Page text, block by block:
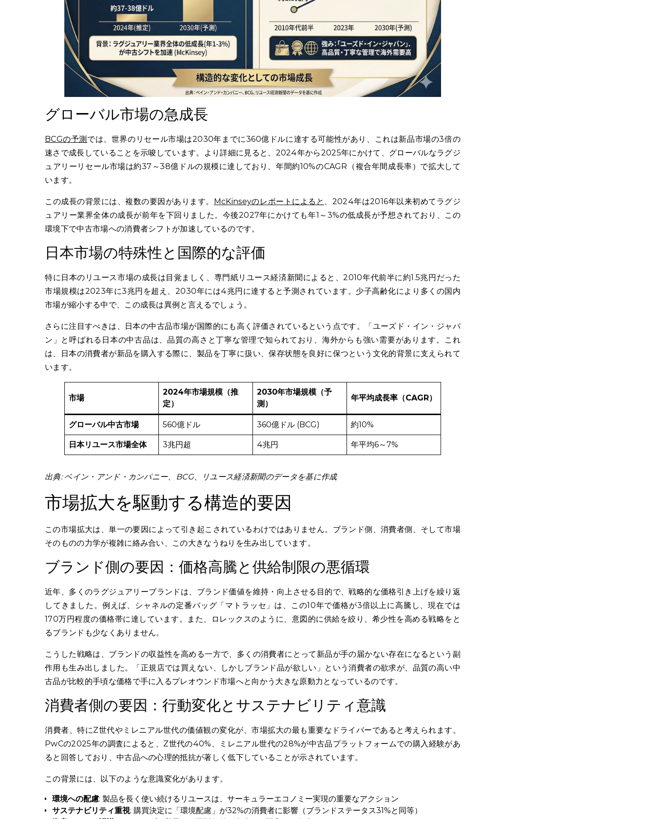
グローバル市場の急成長
BCGの予測 では、世界のリセール市場は2030年までに360億ドルに達する可能性があり、これは新品市場の3倍の
速さで成長していることを示唆しています。より詳細に見ると、2024年から2025年にかけて、グローバルなラグジ
ュアリーリセール市場は約37～38億ドルの規模に達しており、年間約10%のCAGR（複合年間成長率）で拡大して
います。
この成長の背景には、複数の要因があります。 McKinseyのレポートによると 、2024年は2016年以来初めてラグジ
ュアリー業界全体の成長が前年を下回りました。今後2027年にかけても年1～3%の低成長が予想されており、この
環境下で中古市場への消費者シフトが加速しているのです。
日本市場の特殊性と国際的な評価
特に日本のリユース市場の成長は目覚ましく、専門紙リユース経済新聞によると、2010年代前半に約1.5兆円だった
市場規模は2023年に3兆円を超え、2030年には4兆円に達すると予測されています。少子高齢化により多くの国内
市場が縮小する中で、この成長は異例と言えるでしょう。
さらに注目すべきは、日本の中古品市場が国際的にも高く評価されているという点です。「ユーズド・イン・ジャパ
ン」と呼ばれる日本の中古品は、品質の高さと丁寧な管理で知られており、海外からも強い需要があります。これ
は、日本の消費者が新品を購入する際に、製品を丁寧に扱い、保存状態を良好に保つという文化的背景に支えられて
います。
市場
2024年市場規模（推
定）
2030年市場規模（予
測）
年平均成長率（CAGR）
グローバル中古市場 560億ドル 360億ドル (BCG) 約10%
日本リユース市場全体 3兆円超 4兆円 年平均6～7%
出典: ベイン・アンド・カンパニー、BCG、リユース経済新聞のデータを基に作成
市場拡大を駆動する構造的要因
この市場拡大は、単一の要因によって引き起こされているわけではありません。ブランド側、消費者側、そして市場
そのものの力学が複雑に絡み合い、この大きなうねりを生み出しています。
ブランド側の要因：価格高騰と供給制限の悪循環
近年、多くのラグジュアリーブランドは、ブランド価値を維持・向上させる目的で、戦略的な価格引き上げを繰り返
してきました。例えば、シャネルの定番バッグ「マトラッセ」は、この10年で価格が3倍以上に高騰し、現在では
170万円程度の価格帯に達しています。また、ロレックスのように、意図的に供給を絞り、希少性を高める戦略をと
るブランドも少なくありません。
こうした戦略は、ブランドの収益性を高める一方で、多くの消費者にとって新品が手の届かない存在になるという副
作用も生み出しました。「正規店では買えない、しかしブランド品が欲しい」という消費者の欲求が、品質の高い中
古品が比較的手頃な価格で手に入るプレオウンド市場へと向かう大きな原動力となっているのです。
消費者側の要因：行動変化とサステナビリティ意識
消費者、特にZ世代やミレニアル世代の価値観の変化が、市場拡大の最も重要なドライバーであると考えられます。
PwCの2025年の調査によると、Z世代の40%、ミレニアル世代の28%が中古品プラットフォームでの購入経験があ
ると回答しており、中古品への心理的抵抗が著しく低下していることが示されています。
この背景には、以下のような意識変化があります。
環境への配慮: 製品を長く使い続けるリユースは、サーキュラーエコノミー実現の重要なアクション
サステナビリティ重視: 購買決定に「環境配慮」が32%の消費者に影響（ブランドステータス31%と同等）